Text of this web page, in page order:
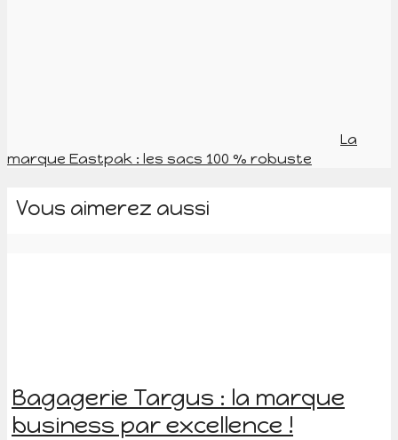
La
marque Eastpak : les sacs 100 % robuste
Vous aimerez aussi
Bagagerie Targus : la marque
business par excellence !